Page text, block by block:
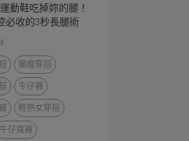
動鞋吃掉妳的腿！
必收的3秒長腿術
顯瘦穿搭
牛仔褲
輕熟女穿搭
牛仔寬褲